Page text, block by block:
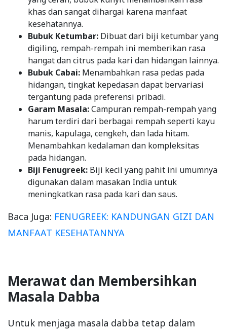
khas dan sangat dihargai karena manfaat
kesehatannya.
Bubuk Ketumbar: Dibuat dari biji ketumbar yang
digiling, rempah-rempah ini memberikan rasa
hangat dan citrus pada kari dan hidangan lainnya.
Bubuk Cabai: Menambahkan rasa pedas pada
hidangan, tingkat kepedasan dapat bervariasi
tergantung pada preferensi pribadi.
Garam Masala:Campuran rempah-rempah yang
harum terdiri dari berbagai rempah seperti kayu
manis, kapulaga, cengkeh, dan lada hitam.
Menambahkan kedalaman dan kompleksitas
pada hidangan.
Biji Fenugreek: Biji kecil yang pahit ini umumnya
digunakan dalam masakan India untuk
meningkatkan rasa pada kari dan saus.
Baca Juga: FENUGREEK: KANDUNGAN GIZI DAN
MANFAAT KESEHATANNYA
Merawat dan Membersihkan
Masala Dabba
Untuk menjaga masala dabba tetap dalam